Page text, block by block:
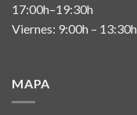
17:00h–19:30h
Viernes: 9:00h – 13:30h
MAPA